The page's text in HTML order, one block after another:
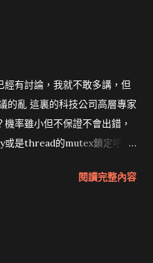
有討論，我就不敢多講，但
的亂 這裏的科技公司高層專家
率雖小但不保證不會出錯，
或是thread的mutex鎖定吧？
閱讀完整內容